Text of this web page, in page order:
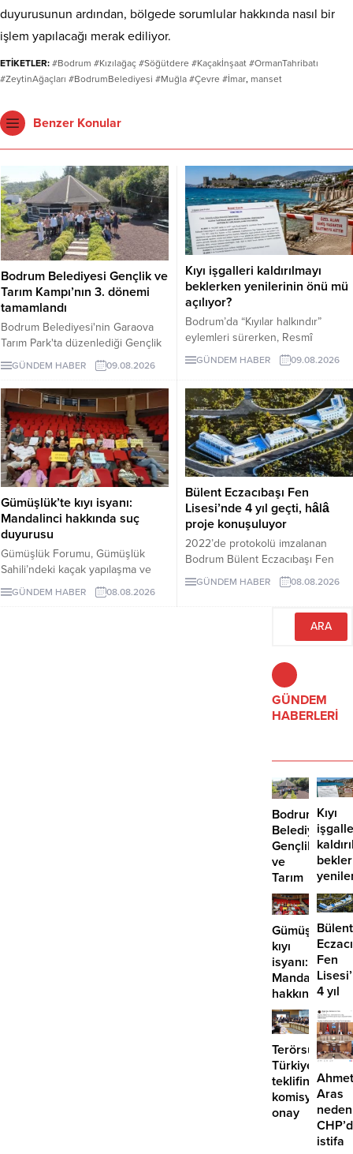
duyurusunun ardından, bölgede sorumlular hakkında nasıl bir
işlem yapılacağı merak ediliyor.
ETİKETLER: #Bodrum #Kızılağaç #Söğütdere #Kaçakİnşaat #OrmanTahribatı
#ZeytinAğaçları #BodrumBelediyesi #Muğla #Çevre #İmar, manset
Benzer Konular
Bodrum Belediyesi Gençlik ve
Tarım Kampı’nın 3. dönemi
tamamlandı
Bodrum Belediyesi'nin Garaova
Tarım Park'ta düzenlediği Gençlik
ve Tarım Kampı'nın 3. dönemi;
lavanta hasadı, sürdürülebilir tarım
eğitimleri ve Agro Bodrum Rotası
ziyaretleriyle tamamlandı.
Katılımcılara sertifika töreniyle
belgeleri verildi.
GÜNDEM HABER 09.08.2026
Kıyı işgalleri kaldırılmayı
beklerken yenilerinin önü mü
açılıyor?
Bodrum’da “Kıyılar halkındır”
eylemleri sürerken, Resmî
Gazete’de yayımlanan
yönetmelikle kıyı ve sahil
Bakanlığa bağlı kuruluşlara ve
iştiraklerine kiralanmasının önü
açıldı. Alanların daha sonra
üçüncü kişilere kullandırılmasını
engelleyen açık bir hüküm
bulunmaması yeni kıyı işgalleri
endişesi yarattı.
GÜNDEM HABER 09.08.2026
Gümüşlük’te kıyı isyanı:
Mandalinci hakkında suç
duyurusu
Gümüşlük Forumu, Gümüşlük
Sahili’ndeki kaçak yapılaşma ve
Çayıraltı Halk Plajı’ndaki işgal
iddiaları nedeniyle Bodrum
GÜNDEM HABER 08.08.2026
Bülent Eczacıbaşı Fen
Lisesi’nde 4 yıl geçti, hâlâ
proje konuşuluyor
2022’de protokolü imzalanan
Bodrum Bülent Eczacıbaşı Fen
Lisesi için dört yıl sonra hâlâ proje
süreci görüşülüyor. Okulun ne
GÜNDEM HABER 08.08.2026
GÜNDEM
HABERLERİ
Bodrum
Belediyesi
Gençlik
ve
Tarım
Kampı’nın
3.
dönemi
tamamlandı
Kıyı
önü
mü
Gümüşlük’te
kıyı
isyanı:
Mandalinci
hakkında
suç
duyurusu
Bülent
Fen
4 yıl
geçti,
hâlâ
proje
Terörsüz
Türkiye
teklifine
komisyondan
onay
Ahmet
Aras
neden
istifa